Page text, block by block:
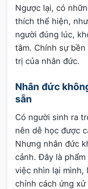
Ngược lại, có
thích thể hiện,
người đúng lúc,
tâm. Chính sự
trị của nhân đức.
Nhân đức
sẵn
Có người sinh ra
nên dễ học được
Nhưng nhân đức
cảnh. Đây là
việc nhìn lại mình,
chỉnh cách ứng xử